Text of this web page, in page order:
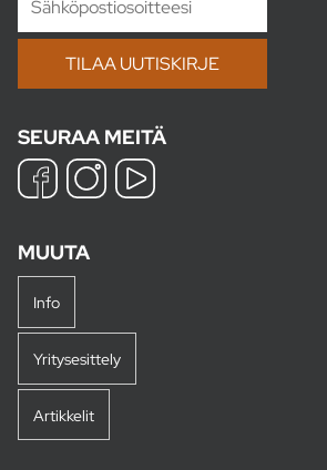
SEURAA MEITÄ
MUUTA
Info
Yritysesittely
Artikkelit